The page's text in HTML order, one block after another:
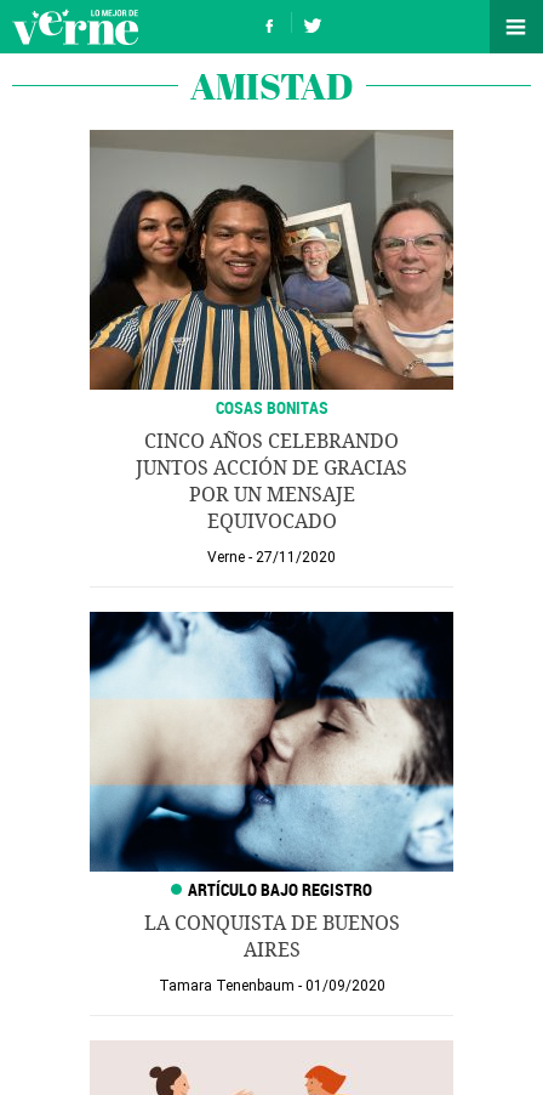
AMISTAD
COSAS BONITAS
CINCO AÑOS CELEBRANDO
JUNTOS ACCIÓN DE GRACIAS
POR UN MENSAJE
EQUIVOCADO
Verne 27/11/2020
LA CONQUISTA DE BUENOS
AIRES
Tamara Tenenbaum 01/09/2020